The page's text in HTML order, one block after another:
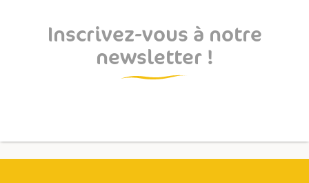
Inscrivez-vous à notre
newsletter !